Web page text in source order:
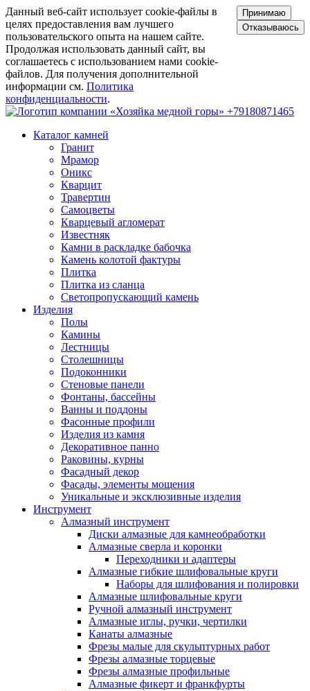
Данный веб-сайт использует cookie-файлы в
целях предоставления вам лучшего
пользовательского опыта на нашем сайте.
Продолжая использовать данный сайт, вы
соглашаетесь с использованием нами cookie-
файлов. Для получения дополнительной
информации см. Политика
конфиденциальности.
Принимаю
Отказываюсь
+79180871465
Каталог камней
Гранит
Мрамор
Оникс
Кварцит
Травертин
Самоцветы
Кварцевый агломерат
Известняк
Камни в раскладке бабочка
Камень колотой фактуры
Плитка
Плитка из сланца
Светопропускающий камень
Изделия
Полы
Камины
Лестницы
Столешницы
Подоконники
Стеновые панели
Фонтаны, бассейны
Ванны и поддоны
Фасонные профили
Изделия из камня
Декоративное панно
Раковины, курны
Фасадный декор
Фасады, элементы мощения
Уникальные и эксклюзивные изделия
Инструмент
Алмазный инструмент
Диски алмазные для камнеобработки
Алмазные сверла и коронки
Переходники и адаптеры
Алмазные гибкие шлифовальные круги
Наборы для шлифования и полировки
Алмазные шлифовальные круги
Ручной алмазный инструмент
Алмазные иглы, ручки, чертилки
Канаты алмазные
Фрезы малые для скульптурных работ
Фрезы алмазные торцевые
Фрезы алмазные профильные
Алмазные фикерт и франкфурты